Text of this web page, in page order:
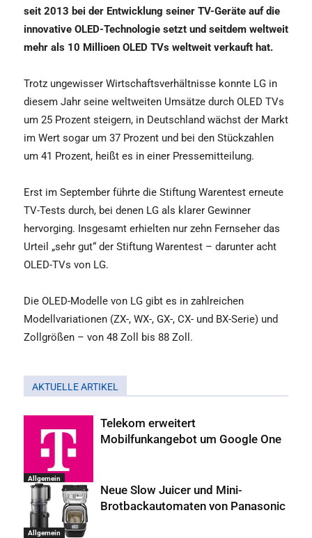
seit 2013 bei der Entwicklung seiner TV-Geräte auf die
innovative OLED-Technologie setzt und seitdem weltweit
mehr als 10 Millioen OLED TVs weltweit verkauft hat.
Trotz ungewisser Wirtschaftsverhältnisse konnte LG in
diesem Jahr seine weltweiten Umsätze durch OLED TVs
um 25 Prozent steigern, in Deutschland wächst der Markt
im Wert sogar um 37 Prozent und bei den Stückzahlen
um 41 Prozent, heißt es in einer Pressemitteilung.
Erst im September führte die Stiftung Warentest erneute
TV-Tests durch, bei denen LG als klarer Gewinner
hervorging. Insgesamt erhielten nur zehn Fernseher das
Urteil „sehr gut“ der Stiftung Warentest – darunter acht
OLED-TVs von LG.
Die OLED-Modelle von LG gibt es in zahlreichen
Modellvariationen (ZX-, WX-, GX-, CX- und BX-Serie) und
Zollgrößen – von 48 Zoll bis 88 Zoll.
AKTUELLE ARTIKEL
Allgemein
Telekom erweitert
Mobilfunkangebot um Google One
Allgemein
Neue Slow Juicer und Mini-
Brotbackautomaten von Panasonic